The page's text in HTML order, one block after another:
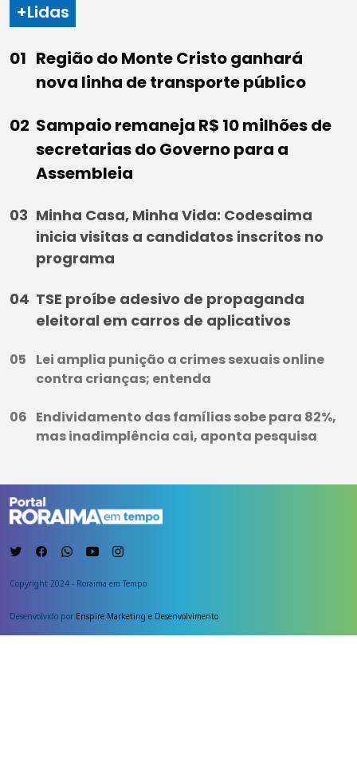
+Lidas
Região do Monte Cristo ganhará
nova linha de transporte público
Sampaio remaneja R$ 10 milhões de
secretarias do Governo para a
Assembleia
Minha Casa, Minha Vida: Codesaima
inicia visitas a candidatos inscritos no
programa
TSE proíbe adesivo de propaganda
eleitoral em carros de aplicativos
Lei amplia punição a crimes sexuais online
contra crianças; entenda
Endividamento das famílias sobe para 82%,
mas inadimplência cai, aponta pesquisa
Copyright 2024 - Roraima em Tempo
Desenvolvido por Enspire Marketing e Desenvolvimento